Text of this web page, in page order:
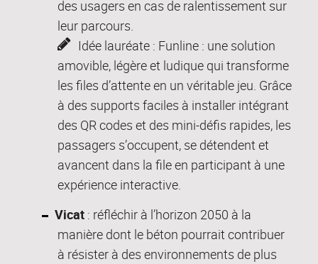
des usagers en cas de ralentissement sur
leur parcours.
Idée lauréate : Funline : une solution
amovible, légère et ludique qui transforme
les files d’attente en un véritable jeu. Grâce
à des supports faciles à installer intégrant
des QR codes et des mini-défis rapides, les
passagers s’occupent, se détendent et
avancent dans la file en participant à une
expérience interactive.
Vicat: réfléchir à l’horizon 2050 à la
manière dont le béton pourrait contribuer
à résister à des environnements de plus